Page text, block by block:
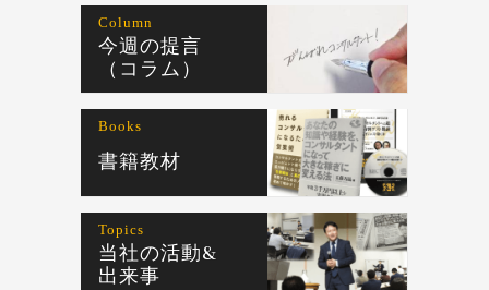
Column
今週の提言
（コラム）
Books
書籍教材
Topics
当社の活動&
出来事